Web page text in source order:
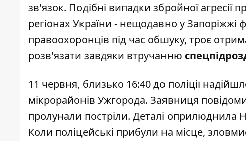
зв'язок. Подібні випадки збройної агресії
регіонах України - нещодавно у Запоріжжі
правоохоронців під час обшуку, троє
розв'язати завдяки втручанню
11 червня, близько 16:40 до поліції
мікрорайонів Ужгорода. Заявниця
пролунали постріли. Деталі оприлюднила
Коли поліцейські прибули на місце,